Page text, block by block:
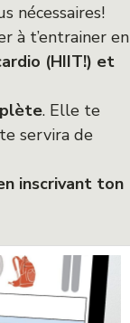
nécessaires!
à t’entrainer en
(HIIT!) et
. Elle te
servira de
inscrivant ton